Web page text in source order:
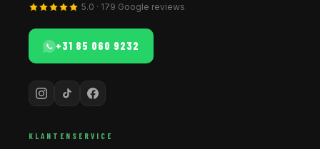
5.0 · 179 Google reviews
+31 85 060 9232
KLANTENSERVICE